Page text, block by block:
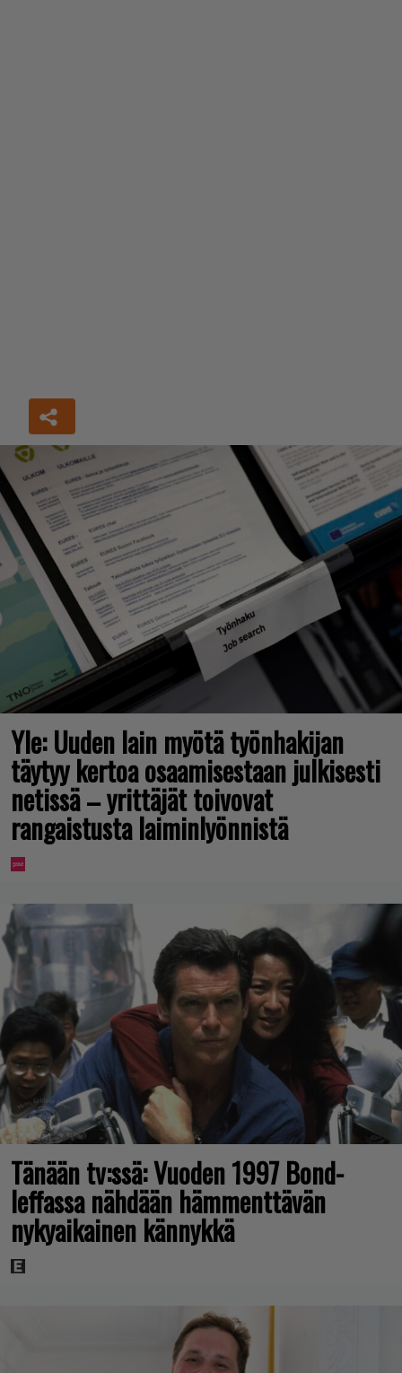
Yle: Uuden lain myötä työnhakijan
täytyy kertoa osaamisestaan julkisesti
netissä – yrittäjät toivovat
rangaistusta laiminlyönnistä
Tänään tv:ssä: Vuoden 1997 Bond-
leffassa nähdään hämmenttävän
nykyaikainen kännykkä